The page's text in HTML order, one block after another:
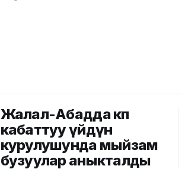
Жалал-Абадда көп
кабаттуу үйдүн
курулушунда мыйзам
бузуулар аныкталды